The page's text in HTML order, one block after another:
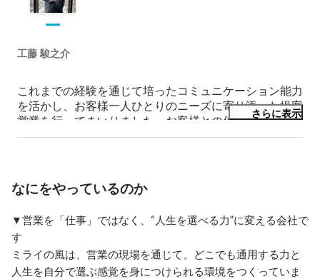
工藤 駿之介
これまでの経験を通じて培ったコミュニケーション能力
を活かし、お客様一人ひとりのニーズに寄り添った提案
営業を行ってまいりました。お客様との信頼関係の構築
を大切にし、継続的なフォローを通じて満足度向上と成
ずに取り組む継続力と責任感を強みとしています。チー
ことで、組織全体の成果向上にも貢献してきました。さ
らに、環境の変化や新たな課題にも柔軟に対応し、状況
に応じた最適な行動を心掛けています。
さらに表示
なにをやっているのか
▼営業を「仕事」ではなく、“人生を選べる力”に変える会社で
す
ミライの風は、営業の現場を通じて、どこでも通用する力と
人生を自分で選ぶ感覚を身につけられる環境をつくっていま